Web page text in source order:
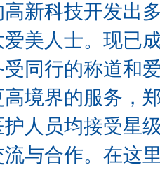
新科技开发出
爱美人士。现已
同行的称道和
界的服务，郑
人员均接受星
流与合作。在这